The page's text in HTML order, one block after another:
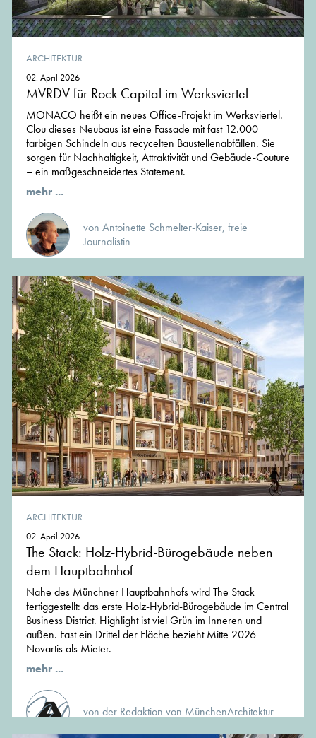
ARCHITEKTUR
02. April 2026
MVRDV für Rock Capital im Werksviertel
MONACO heißt ein neues Office-Projekt im Werksviertel.
Clou dieses Neubaus ist eine Fassade mit fast 12.000
farbigen Schindeln aus recycelten Baustellenabfällen. Sie
sorgen für Nachhaltigkeit, Attraktivität und Gebäude-Couture
– ein maßgeschneidertes Statement.
mehr ...
von Antoinette Schmelter-Kaiser, freie
Journalistin
ARCHITEKTUR
02. April 2026
The Stack: Holz-Hybrid-Bürogebäude neben
dem Hauptbahnhof
Nahe des Münchner Hauptbahnhofs wird The Stack
fertiggestellt: das erste Holz-Hybrid-Bürogebäude im Central
Business District. Highlight ist viel Grün im Inneren und
außen. Fast ein Drittel der Fläche bezieht Mitte 2026
Novartis als Mieter.
mehr ...
von der Redaktion von MünchenArchitektur